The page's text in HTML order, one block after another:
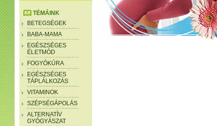
TÉMÁINK
BETEGSÉGEK
BABA-MAMA
EGÉSZSÉGES
ÉLETMÓD
FOGYÓKÚRA
EGÉSZSÉGES
TÁPLÁLKOZÁS
VITAMINOK
SZÉPSÉGÁPOLÁS
ALTERNATÍV
GYÓGYÁSZAT